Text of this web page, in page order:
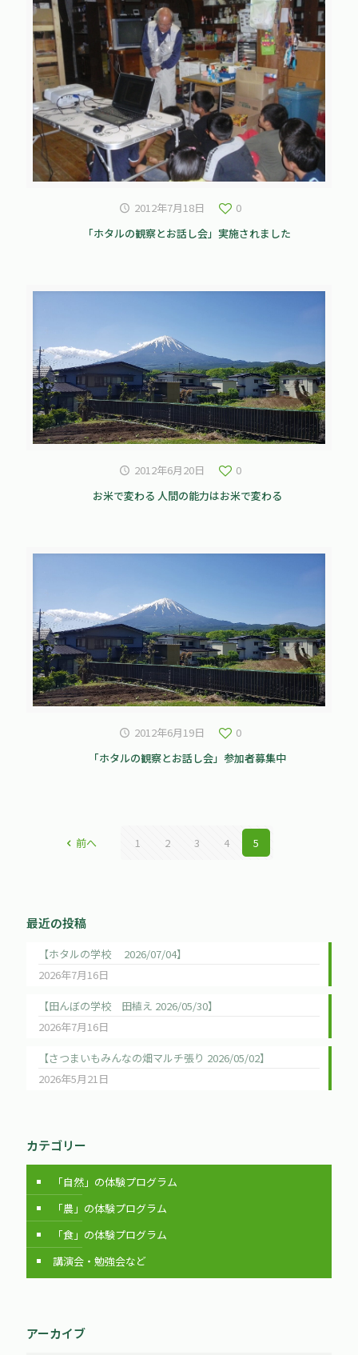
2012年7月18日
0
「ホタルの観察とお話し会」実施されました
2012年6月20日
0
お米で変わる 人間の能力はお米で変わる
2012年6月19日
0
「ホタルの観察とお話し会」参加者募集中
前へ 1 2 3 4 5
最近の投稿
【ホタルの学校 2026/07/04】
2026年7月16日
【田んぼの学校 田植え 2026/05/30】
2026年7月16日
【さつまいもみんなの畑マルチ張り 2026/05/02】
2026年5月21日
カテゴリー
「自然」の体験プログラム
「農」の体験プログラム
「食」の体験プログラム
講演会・勉強会など
アーカイブ